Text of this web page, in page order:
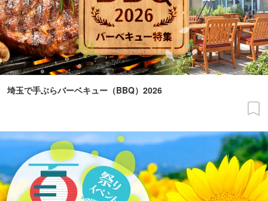
埼玉で手ぶらバーベキュー（BBQ）2026